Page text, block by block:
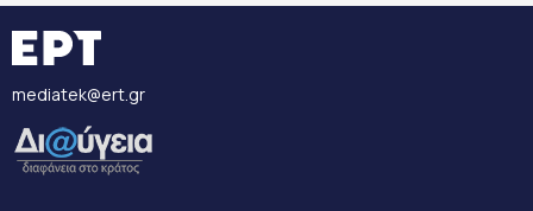
mediatek@ert.gr